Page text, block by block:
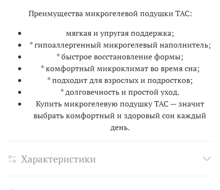
Преимущества микрогелевой подушки TAC:
мягкая и упругая поддержка;
* гипоаллергенный микрогелевый наполнитель;
* быстрое восстановление формы;
* комфортный микроклимат во время сна;
* подходит для взрослых и подростков;
* долговечность и простой уход.
Купить микрогелевую подушку TAC — значит
выбрать комфортный и здоровый сон каждый
день.
Характеристики